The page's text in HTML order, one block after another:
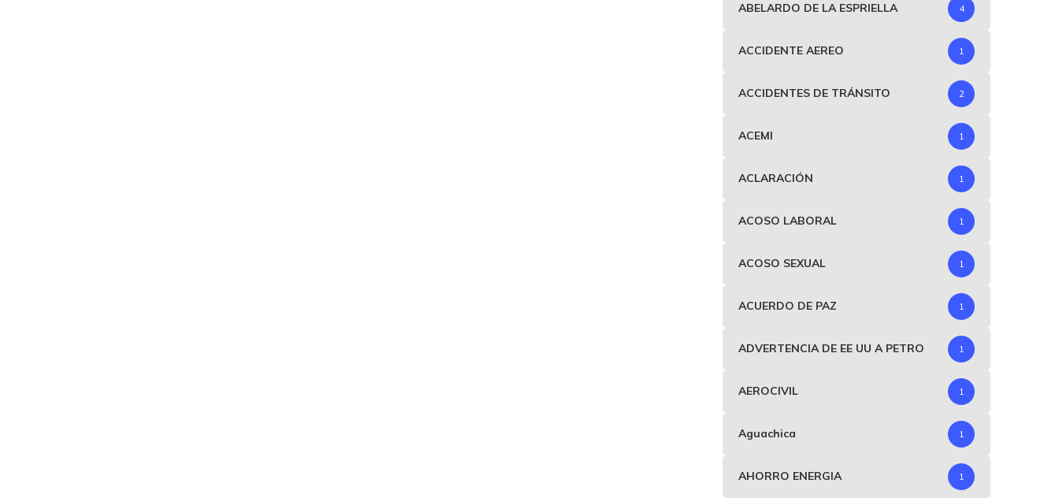
ABELARDO DE LA ESPRIELLA 4
ACCIDENTE AEREO 1
ACCIDENTES DE TRÁNSITO 2
ACEMI 1
ACLARACIÓN 1
ACOSO LABORAL 1
ACOSO SEXUAL 1
ACUERDO DE PAZ 1
ADVERTENCIA DE EE UU A PETRO 1
AEROCIVIL 1
Aguachica 1
AHORRO ENERGIA 1